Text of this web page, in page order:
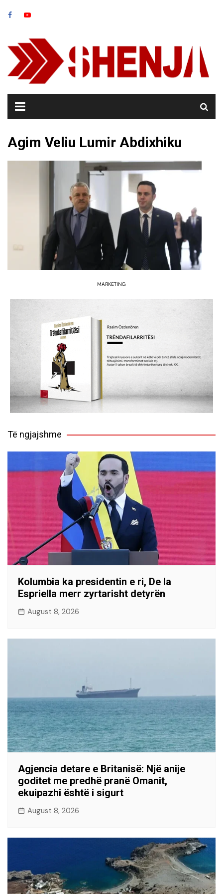
Agim Veliu Lumir Abdixhiku
MARKETING
Të ngjajshme
Kolumbia ka presidentin e ri, De la
Espriella merr zyrtarisht detyrën
August 8, 2026
Agjencia detare e Britanisë: Një anije
goditet me predhë pranë Omanit,
ekuipazhi është i sigurt
August 8, 2026